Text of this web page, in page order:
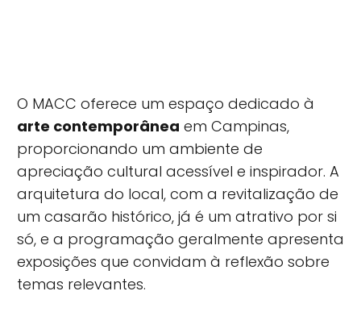
O MACC oferece um espaço dedicado à
arte contemporânea em Campinas,
proporcionando um ambiente de
apreciação cultural acessível e inspirador. A
arquitetura do local, com a revitalização de
um casarão histórico, já é um atrativo por si
só, e a programação geralmente apresenta
exposições que convidam à reflexão sobre
temas relevantes.